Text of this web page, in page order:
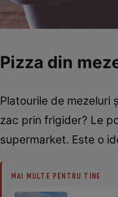
Pizza din
Platourile de mezeluri
zac prin frigider? Le
supermarket. Este o
MAI MULTE PENTRU TINE